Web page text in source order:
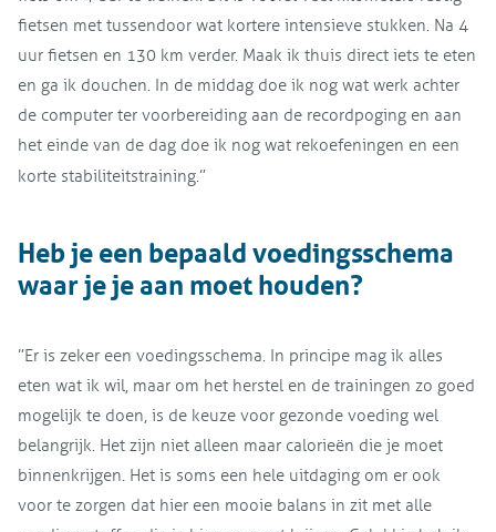
fietsen met tussendoor wat kortere intensieve stukken. Na 4
uur fietsen en 130 km verder. Maak ik thuis direct iets te eten
en ga ik douchen. In de middag doe ik nog wat werk achter
de computer ter voorbereiding aan de recordpoging en aan
het einde van de dag doe ik nog wat rekoefeningen en een
korte stabiliteitstraining.”
Heb je een bepaald voedingsschema
waar je je aan moet houden?
”Er is zeker een voedingsschema. In principe mag ik alles
eten wat ik wil, maar om het herstel en de trainingen zo goed
mogelijk te doen, is de keuze voor gezonde voeding wel
belangrijk. Het zijn niet alleen maar calorieën die je moet
binnenkrijgen. Het is soms een hele uitdaging om er ook
voor te zorgen dat hier een mooie balans in zit met alle